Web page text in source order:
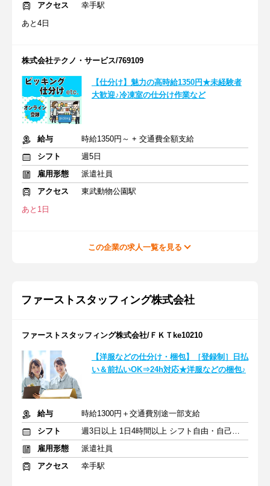
アクセス
幸手駅
あと4日
株式会社テクノ・サービス/769109
【仕分け】魅力の高時給1350円★未経験者
大歓迎♪冷凍室の仕分け作業など
給与
時給1350円～ + 交通費全額支給
シフト
週5日
雇用形態
派遣社員
アクセス
東武動物公園駅
あと1日
この企業の求人一覧を見る
ファーストスタッフィング株式会社
ファーストスタッフィング株式会社/ＦＫＴke10210
【洋服などの仕分け・梱包】［登録制］日払
い＆前払いOK⇒24h対応★洋服などの梱包♪
給与
時給1300円＋交通費別途一部支給
シフト
週3日以上 1日4時間以上 シフト自由・自己申告
雇用形態
派遣社員
アクセス
幸手駅